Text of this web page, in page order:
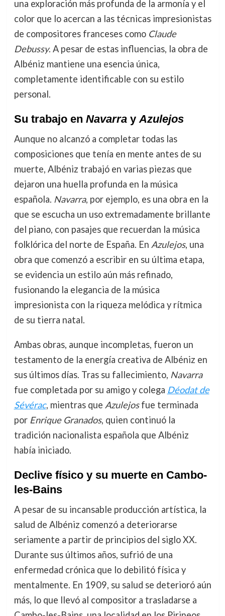
una exploración más profunda de la armonía y el
color que lo acercan a las técnicas impresionistas
de compositores franceses como Claude
Debussy. A pesar de estas influencias, la obra de
Albéniz mantiene una esencia única,
completamente identificable con su estilo
personal.
Su trabajo en NavarrayAzulejos
Aunque no alcanzó a completar todas las
composiciones que tenía en mente antes de su
muerte, Albéniz trabajó en varias piezas que
dejaron una huella profunda en la música
española. Navarra, por ejemplo, es una obra en la
que se escucha un uso extremadamente brillante
del piano, con pasajes que recuerdan la música
folklórica del norte de España. En Azulejos, una
obra que comenzó a escribir en su última etapa,
se evidencia un estilo aún más refinado,
fusionando la elegancia de la música
impresionista con la riqueza melódica y rítmica
de su tierra natal.
Ambas obras, aunque incompletas, fueron un
testamento de la energía creativa de Albéniz en
sus últimos días. Tras su fallecimiento, Navarra
fue completada por su amigo y colega Déodat de
Sévérac, mientras que Azulejosfue terminada
por Enrique Granados, quien continuó la
tradición nacionalista española que Albéniz
había iniciado.
Declive físico y su muerte en Cambo-
les-Bains
A pesar de su incansable producción artística, la
salud de Albéniz comenzó a deteriorarse
seriamente a partir de principios del siglo XX.
Durante sus últimos años, sufrió de una
enfermedad crónica que lo debilitó física y
mentalmente. En 1909, su salud se deterioró aún
más, lo que llevó al compositor a trasladarse a